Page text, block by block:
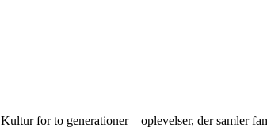
Kultur for to generationer – oplevelser, der samler